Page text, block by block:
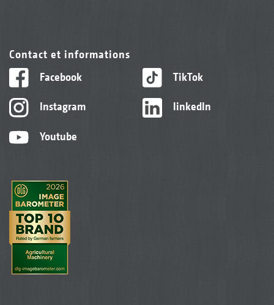
Contact et informations
Facebook
Instagram
Youtube
TikTok
linkedIn